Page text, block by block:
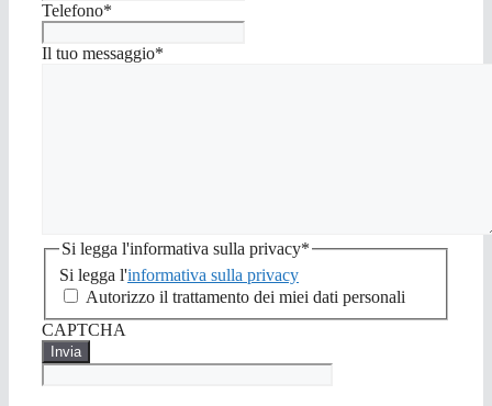
Telefono*
Il tuo messaggio*
Si legga l'informativa sulla privacy*
Si legga l'informativa sulla privacy
Autorizzo il trattamento dei miei dati personali
CAPTCHA